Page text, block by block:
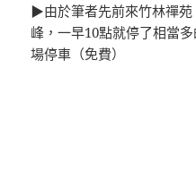
▶由於筆者先前來竹林禪
峰，一早10點就停了相當
場停車（免費）